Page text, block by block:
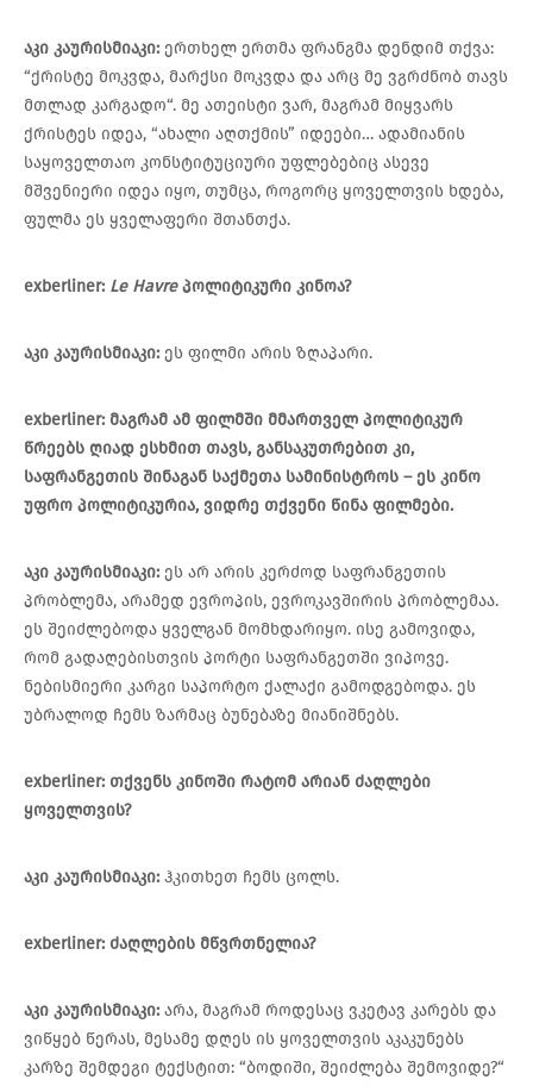
აკი კაურისმიაკი: ერთხელ ერთმა ფრანგმა დენდიმ თქვა:
“ქრისტე მოკვდა, მარქსი მოკვდა და არც მე ვგრძნობ თავს
მთლად კარგადო“. მე ათეისტი ვარ, მაგრამ მიყვარს
ქრისტეს იდეა, “ახალი აღთქმის” იდეები… ადამიანის
საყოველთაო კონსტიტუციური უფლებებიც ასევე
მშვენიერი იდეა იყო, თუმცა, როგორც ყოველთვის ხდება,
ფულმა ეს ყველაფერი შთანთქა.
exberliner: Le Havre პოლიტიკური კინოა?
აკი კაურისმიაკი: ეს ფილმი არის ზღაპარი.
exberliner: მაგრამ ამ ფილმში მმართველ პოლიტიკურ
წრეებს ღიად ესხმით თავს, განსაკუთრებით კი,
საფრანგეთის შინაგან საქმეთა სამინისტროს –ეს კინო
უფრო პოლიტიკურია, ვიდრე თქვენი წინა ფილმები.
აკი კაურისმიაკი: ეს არ არის კერძოდ საფრანგეთის
პრობლემა, არამედ ევროპის, ევროკავშირის პრობლემაა.
ეს შეიძლებოდა ყველგან მომხდარიყო. ისე გამოვიდა,
რომ გადაღებისთვის პორტი საფრანგეთში ვიპოვე.
ნებისმიერი კარგი საპორტო ქალაქი გამოდგებოდა. ეს
უბრალოდ ჩემს ზარმაც ბუნებაზე მიანიშნებს.
exberliner: თქვენს კინოში რატომ არიან ძაღლები
ყოველთვის?
აკი კაურისმიაკი: ჰკითხეთ ჩემს ცოლს.
exberliner: ძაღლების მწვრთნელია?
აკი კაურისმიაკი: არა, მაგრამ როდესაც ვკეტავ კარებს და
ვიწყებ წერას, მესამე დღეს ის ყოველთვის აკაკუნებს
კარზე შემდეგი ტექსტით: “ბოდიში, შეიძლება შემოვიდე?“